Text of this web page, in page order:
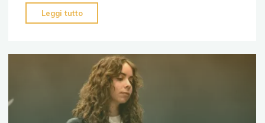
Leggi tutto
TENDERE"